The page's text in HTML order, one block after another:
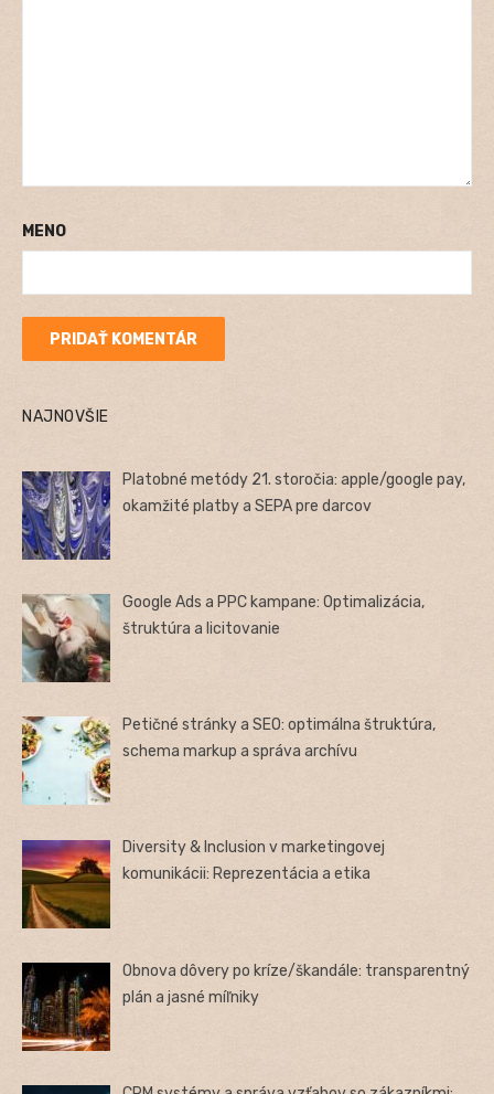
MENO
NAJNOVŠIE
Platobné metódy 21. storočia: apple/google pay,
okamžité platby a SEPA pre darcov
Google Ads a PPC kampane: Optimalizácia,
štruktúra a licitovanie
Petičné stránky a SEO: optimálna štruktúra,
schema markup a správa archívu
Diversity & Inclusion v marketingovej
komunikácii: Reprezentácia a etika
Obnova dôvery po kríze/škandále: transparentný
plán a jasné míľniky